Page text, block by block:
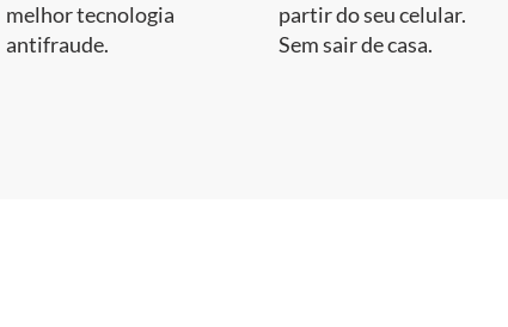
melhor tecnologia
antifraude.
partir do seu celular.
Sem sair de casa.